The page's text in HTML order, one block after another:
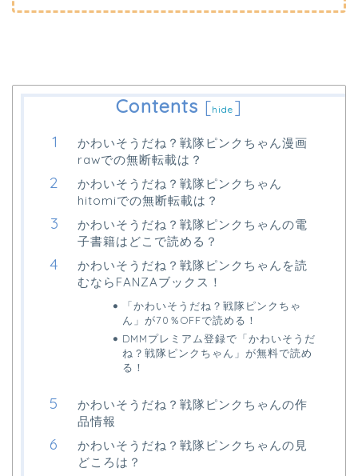
Contents [hide ]
かわいそうだね？戦隊ピンクちゃん漫画
rawでの無断転載は？
かわいそうだね？戦隊ピンクちゃん
hitomiでの無断転載は？
かわいそうだね？戦隊ピンクちゃんの電
子書籍はどこで読める？
かわいそうだね？戦隊ピンクちゃんを読
むならFANZAブックス！
「かわいそうだね？戦隊ピンクちゃ
ん」が70％OFFで読める！
DMMプレミアム登録で「かわいそうだ
ね？戦隊ピンクちゃん」が無料で読め
る！
かわいそうだね？戦隊ピンクちゃんの作
品情報
かわいそうだね？戦隊ピンクちゃんの見
どころは？